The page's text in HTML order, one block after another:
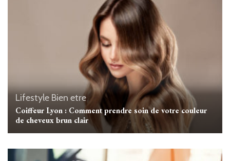
Lifestyle Bien etre
Coiffeur Lyon : Comment prendre soin de votre couleur
de cheveux brun clair